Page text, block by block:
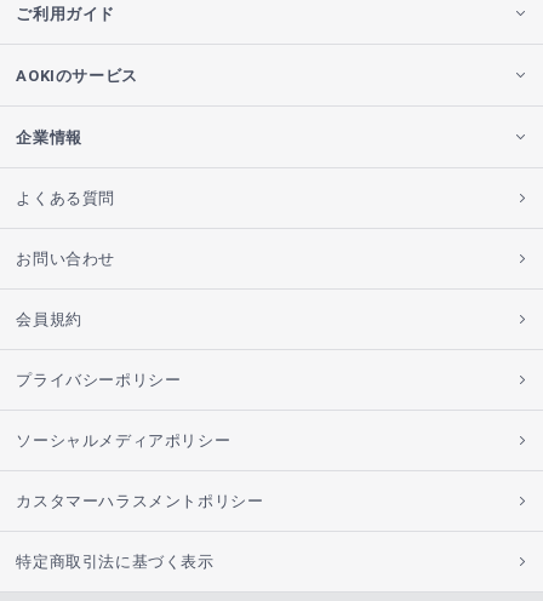
ご利用ガイド
AOKIのサービス
企業情報
よくある質問
お問い合わせ
会員規約
プライバシーポリシー
ソーシャルメディアポリシー
カスタマーハラスメントポリシー
特定商取引法に基づく表示